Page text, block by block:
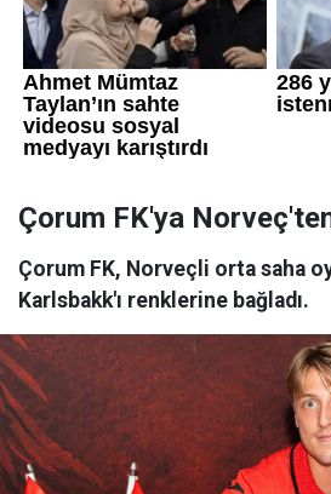
Çorum FK'ya
Çorum FK, Norveçli orta saha
Karlsbakk'ı renklerine bağladı.